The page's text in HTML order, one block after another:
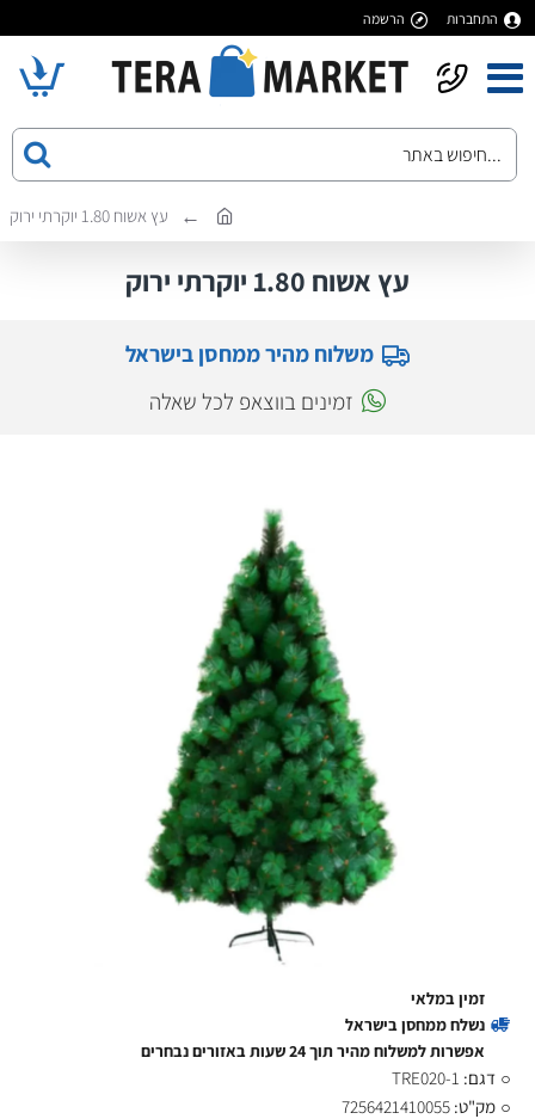
התחברות הרשמה
עץ אשוח 1.80 יוקרתי ירוק
עץ אשוח 1.80 יוקרתי ירוק
משלוח מהיר ממחסן בישראל
זמינים בווצאפ לכל שאלה
זמין במלאי
נשלח ממחסן בישראל
אפשרות למשלוח מהיר תוך 24 שעות באזורים נבחרים
דגם: TRE020-1
מק"ט: 7256421410055